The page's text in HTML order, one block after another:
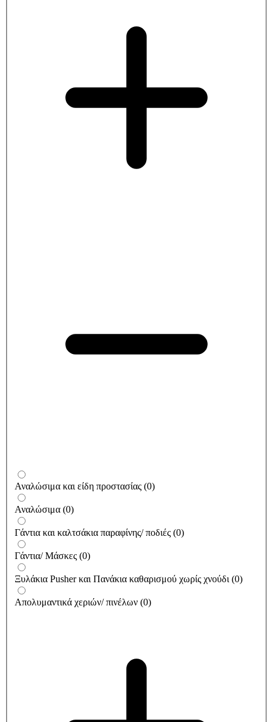
Αναλώσιμα και είδη προστασίας (0)
Αναλώσιμα (0)
Γάντια και καλτσάκια παραφίνης/ ποδιές (0)
Γάντια/ Μάσκες (0)
Ξυλάκια Pusher και Πανάκια καθαρισμού χωρίς χνούδι (0)
Απολυμαντικά χεριών/ πινέλων (0)